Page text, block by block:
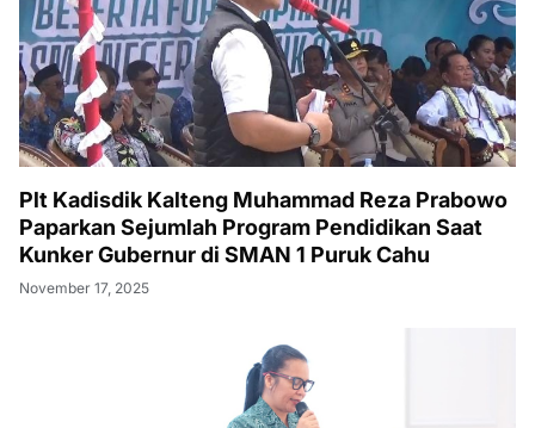
Plt Kadisdik Kalteng Muhammad Reza Prabowo
Paparkan Sejumlah Program Pendidikan Saat
Kunker Gubernur di SMAN 1 Puruk Cahu
November 17, 2025